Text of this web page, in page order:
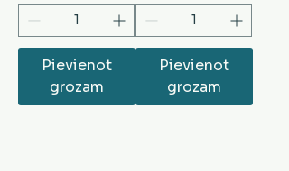
Pievienot
grozam
Pievienot
grozam